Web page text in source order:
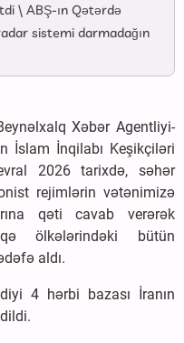
\ ABŞ-ın Qətərdə
sistemi darmadağın
Xəbər Agentliyi-
İslam İnqilabı Keşikçiləri
2026 tarixdə, səhər
rejimlərin vətənimizə
qəti cavab verərək
ölkələrindəki bütün
aldı.
4 hərbi bazası İranın